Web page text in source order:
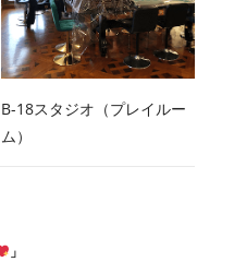
B-18スタジオ（プレイルー
ム）
」